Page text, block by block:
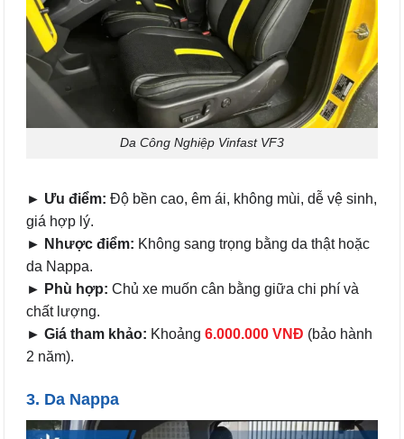
Da Công Nghiệp Vinfast VF3
► Ưu điểm: Độ bền cao, êm ái, không mùi, dễ vệ sinh,
giá hợp lý.
► Nhược điểm: Không sang trọng bằng da thật hoặc
da Nappa.
► Phù hợp: Chủ xe muốn cân bằng giữa chi phí và
chất lượng.
► Giá tham khảo: Khoảng 6.000.000 VNĐ (bảo hành
2 năm).
3. Da Nappa